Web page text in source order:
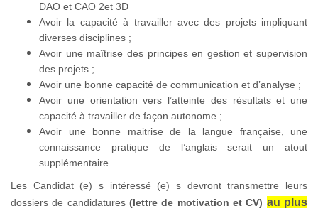
DAO et CAO 2et 3D
Avoir la capacité à travailler avec des projets impliquant
diverses disciplines ;
Avoir une maîtrise des principes en gestion et supervision
des projets ;
Avoir une bonne capacité de communication et d’analyse ;
Avoir une orientation vers l’atteinte des résultats et une
capacité à travailler de façon autonome ;
Avoir une bonne maitrise de la langue française, une
connaissance pratique de l’anglais serait un atout
supplémentaire.
Les Candidat (e) s intéressé (e) s devront transmettre leurs
dossiers de candidatures (lettre de motivation et CV) au plus